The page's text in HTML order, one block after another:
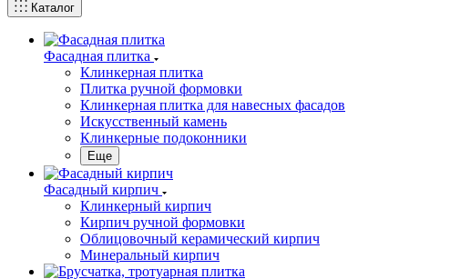
Каталог
Фасадная плитка
Клинкерная плитка
Плитка ручной формовки
Клинкерная плитка для навесных фасадов
Искусственный камень
Клинкерные подоконники
Еще
Фасадный кирпич
Клинкерный кирпич
Кирпич ручной формовки
Облицовочный керамический кирпич
Минеральный кирпич